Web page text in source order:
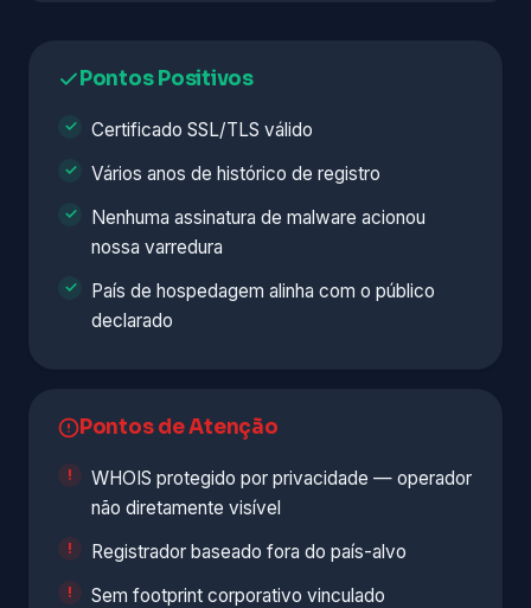
Pontos Positivos
Certificado SSL/TLS válido
Vários anos de histórico de registro
Nenhuma assinatura de malware acionou
nossa varredura
País de hospedagem alinha com o público
declarado
Pontos de Atenção
WHOIS protegido por privacidade — operador
não diretamente visível
Registrador baseado fora do país-alvo
Sem footprint corporativo vinculado